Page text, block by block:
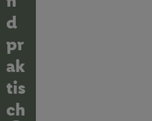
d
pr
ak
tis
ch